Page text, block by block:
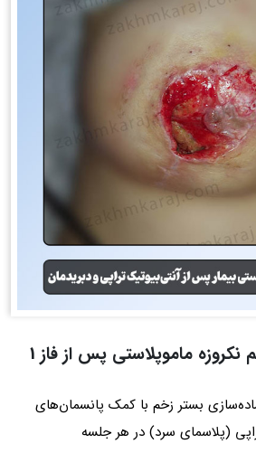
عکس روند بهبود زخم نکروزه ماموپلاستی پس از فاز 1
بستر زخم با کمک پانسمان‌های
(پلاسمای سرد) در هر جلسه